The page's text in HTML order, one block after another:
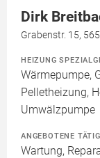
Dirk
Grabenstr. 15,
HEIZUNG
Wärmepumpe,
Pelletheizung,
Umwälzpumpe
ANGEBOTENE
Wartung,